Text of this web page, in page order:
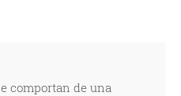
comportan de una